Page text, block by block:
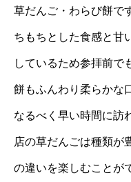
草だんご・わらび餅で
ちもちとした食感と甘
しているため参拝前で
餅もふんわり柔らかな
なるべく早い時間に訪
店の草だんごは種類が
の違いを楽しむことが